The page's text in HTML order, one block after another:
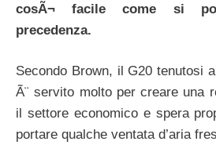
cosÃ¬ facile come si
precedenza.
Secondo Brown, il G20 tenutosi
Ã¨ servito molto per creare una
il settore economico e spera
portare qualche ventata d’aria